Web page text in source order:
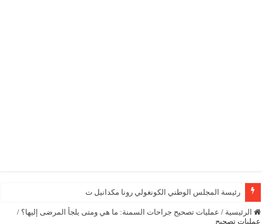
رئيسة المجلس الوطني الكونغولي رونا مكدانيل تدعو إلى التح
الرئيسية / عمليات تصحيح جراحات السمنة: ما هي ومتى يلجأ المرضى إليها؟ /
عمليات تصحيح